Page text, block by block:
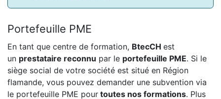
Portefeuille PME
En tant que centre de formation, BtecCH est
un prestataire reconnu par le portefeuille PME. Si le
siège social de votre société est situé en Région
flamande, vous pouvez demander une subvention via
le portefeuille PME pour toutes nos formations. Plus